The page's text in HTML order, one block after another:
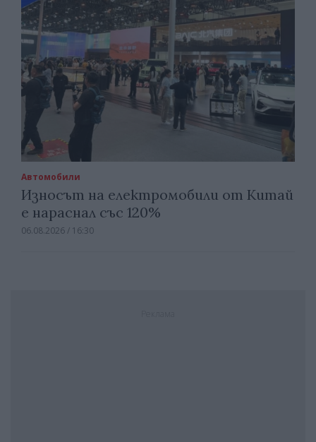
Автомобили
Износът на електромобили от Китай
е нараснал със 120%
06.08.2026 / 16:30